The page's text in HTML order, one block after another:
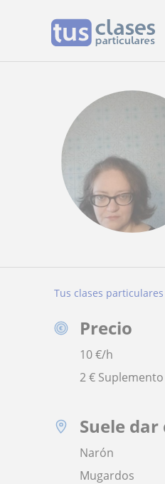
Tus clases particulares
Precio
10€/h
2 €
Suele dar
Narón
Mugardos